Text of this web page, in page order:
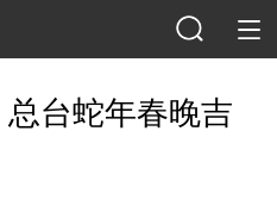
总台蛇年春晚吉